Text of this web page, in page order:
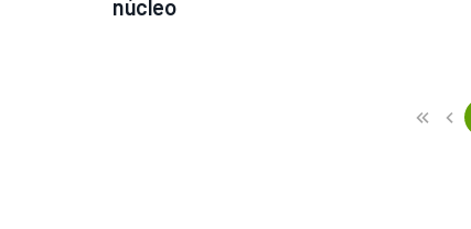
núcleo
«
First ‹
Previous